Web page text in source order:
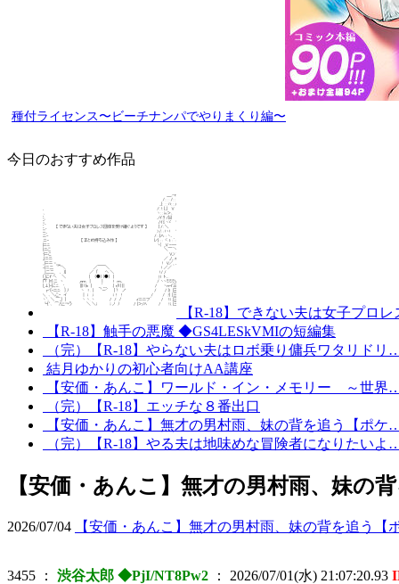
種付ライセンス〜ビーチナンパでやりまくり編〜
今日のおすすめ作品
【R-18】できない夫は女子プロ
【R-18】触手の悪魔 ◆GS4LESkVMIの短編集
（完）【R-18】やらない夫はロボ乗り傭兵ワタリドリ
結月ゆかりの初心者向けAA講座
【安価・あんこ】ワールド・イン・メモリー ～世界
（完）【R-18】エッチな８番出口
【安価・あんこ】無才の男村雨、妹の背を追う【ポケ
（完）【R-18】やる夫は地味めな冒険者になりたいよ
【安価・あんこ】無才の男村雨、妹の
2026/07/04 【安価・あんこ】無才の男村雨、妹の背を追う【
3455 ： 渋谷太郎 ◆PjI/NT8Pw2 ： 2026/07/01(水) 21:07:20.93